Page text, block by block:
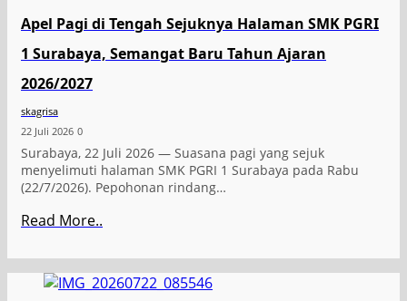
Apel Pagi di Tengah Sejuknya Halaman SMK PGRI
1 Surabaya, Semangat Baru Tahun Ajaran
2026/2027
skagrisa
22 Juli 2026 0
Surabaya, 22 Juli 2026 — Suasana pagi yang sejuk
menyelimuti halaman SMK PGRI 1 Surabaya pada Rabu
(22/7/2026). Pepohonan rindang…
Read More..